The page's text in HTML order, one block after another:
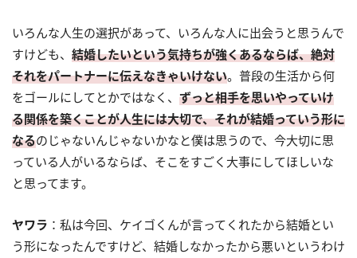
いろんな人生の選択があって、いろんな人に出会うと思うんで
すけども、 結婚したいという気持ちが強くあるならば、絶対
それをパートナーに伝えなきゃいけない。普段の生活から何
をゴールにしてとかではなく、 ずっと相手を思いやっていけ
る関係を築くことが人生には大切で、それが結婚っていう形に
なるのじゃないんじゃないかなと僕は思うので、今大切に思
っている人がいるならば、そこをすごく大事にしてほしいな
と思ってます。
ヤワラ ：私は今回、ケイゴくんが言ってくれたから結婚とい
う形になったんですけど、結婚しなかったから悪いというわけ